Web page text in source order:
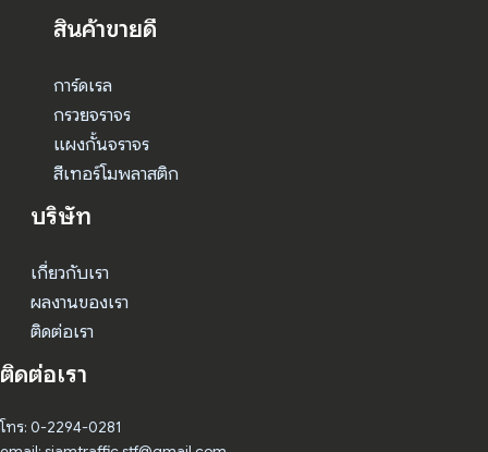
สินค้าขายดี
การ์ดเรล
กรวยจราจร
แผงกั้นจราจร
สีเทอร์โมพลาสติก
บริษัท
เกี่ยวกับเรา
ผลงานของเรา
ติดต่อเรา
ติดต่อเรา
โทร: 0-2294-0281